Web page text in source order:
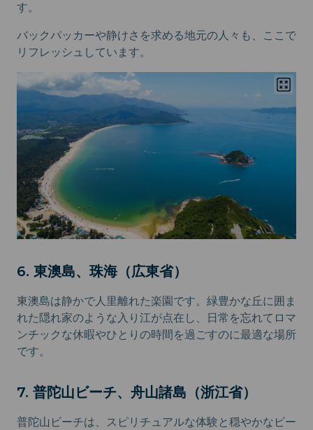
す。
バックパッカーや静けさを求める地元の人々も、ここで
リフレッシュしています。
6. 東澳島、珠海（広東省）
東澳島は静かで人里離れた楽園です。緑豊かな丘に囲ま
れた隠れ家のような入り江が点在し、日常を忘れてロマ
ンチックな休暇やひとりの時間を過ごすのに最適な場所
です。
7. 普陀山ビーチ、舟山諸島（浙江省）
普陀山ビーチは、スピリチュアルな体験と穏やかなビー